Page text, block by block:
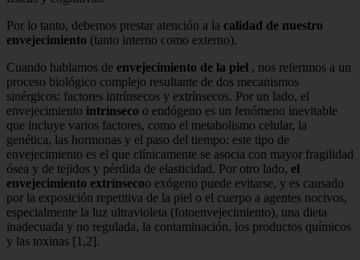
Por lo tanto, debemos prestar atención a la calidad de nuestro
envejecimiento (tanto interno como externo).
Cuando hablamos de envejecimiento de la piel , nos referimos a un
proceso biológico complejo resultante de dos mecanismos
sinérgicos: factores intrínsecos y extrínsecos. Por un lado, el
envejecimiento intrínseco o endógeno es un fenómeno inevitable
que incluye varios factores, como el metabolismo celular, la
genética, las hormonas y el paso del tiempo: este tipo de
envejecimiento es el que clínicamente se asocia con mayor fragilidad
ósea y de tejidos y pérdida de elasticidad. Por otro lado, el
envejecimiento extrínsecoo exógeno puede evitarse, y es causado
por la exposición repetitiva de la piel o el cuerpo a agentes nocivos,
especialmente la luz ultravioleta (fotoenvejecimiento), una dieta
inadecuada y no regulada, la contaminación, los productos químicos
y las toxinas [1,2].